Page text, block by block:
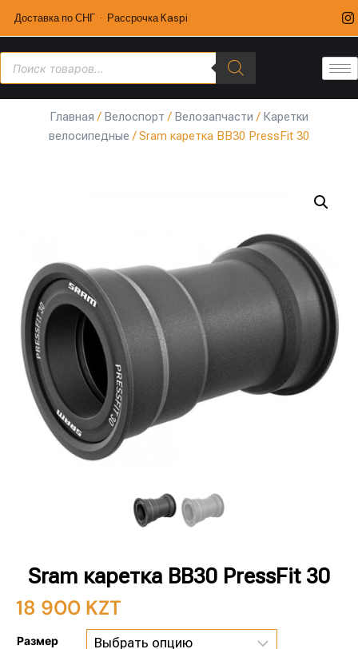
Доставка по СНГ · Рассрочка Kaspi
Главная / Велоспорт / Велозапчасти / Каретки
велосипедные / Sram каретка BB30 PressFit 30
Sram каретка BB30 PressFit 30
18 900 KZT
Размер